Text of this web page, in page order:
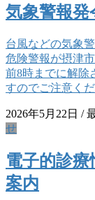
気象警報発
台風などの気象
危険警報が摂津
前8時までに解除
すのでご注意くだ
2026年5月22日 /
せ
電子的診
案内